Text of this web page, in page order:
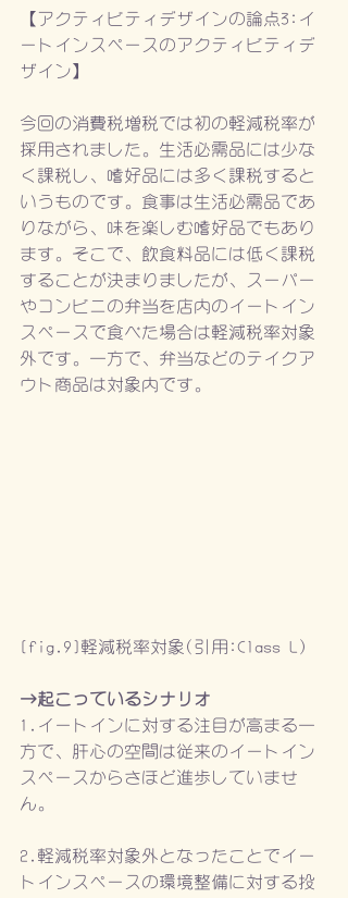
【アクティビティデザインの論点3:イ
ートインスペースのアクティビティデ
ザイン】
今回の消費税増税では初の軽減税率が
採用されました。生活必需品には少な
く課税し、嗜好品には多く課税すると
いうものです。食事は生活必需品であ
りながら、味を楽しむ嗜好品でもあり
ます。そこで、飲食料品には低く課税
することが決まりましたが、スーパー
やコンビニの弁当を店内のイートイン
スペースで食べた場合は軽減税率対象
外です。一方で、弁当などのテイクア
ウト商品は対象内です。
[fig.9]軽減税率対象(引用:Class L)
→起こっているシナリオ
1.イートインに対する注目が高まる一
方で、肝心の空間は従来のイートイン
スペースからさほど進歩していませ
ん。
2.軽減税率対象外となったことでイー
トインスペースの環境整備に対する投